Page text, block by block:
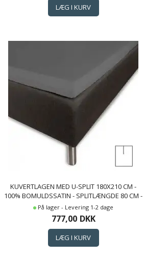
KUVERTLAGEN MED U-SPLIT 180X210 CM -
100% BOMULDSSATIN - SPLITLÆNGDE 80 CM -
ANTRACIT GRÅT LAGEN TIL TOPMADRAS -
BORÅS COTTON CLOUD SATIN LAGEN
På lager - Levering 1-2 dage
777,00 DKK